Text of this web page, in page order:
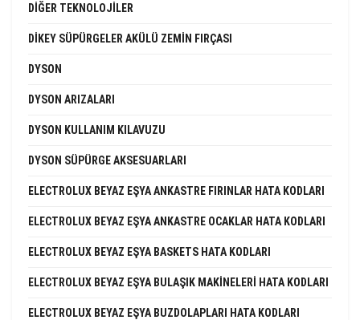
DIĞER TEKNOLOJILER
DIKEY SÜPÜRGELER AKÜLÜ ZEMIN FIRÇASI
DYSON
DYSON ARIZALARI
DYSON KULLANIM KILAVUZU
DYSON SÜPÜRGE AKSESUARLARI
ELECTROLUX BEYAZ EŞYA ANKASTRE FIRINLAR HATA KODLARI
ELECTROLUX BEYAZ EŞYA ANKASTRE OCAKLAR HATA KODLARI
ELECTROLUX BEYAZ EŞYA BASKETS HATA KODLARI
ELECTROLUX BEYAZ EŞYA BULAŞIK MAKINELERI HATA KODLARI
ELECTROLUX BEYAZ EŞYA BUZDOLAPLARI HATA KODLARI